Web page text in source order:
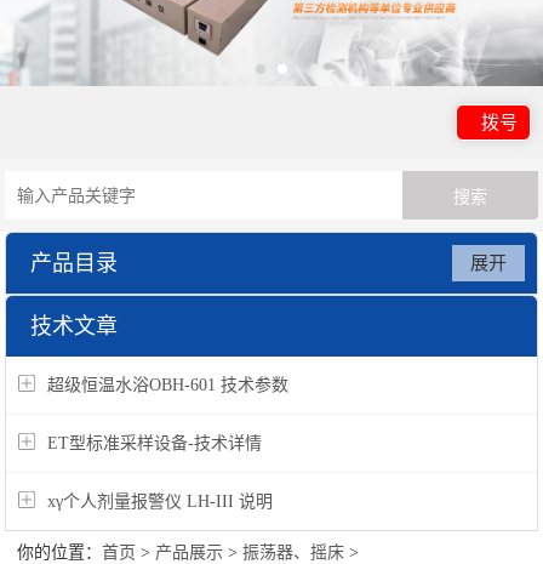
拨号
产品目录
振荡器、摇床
展开
技术文章
超级恒温水浴OBH-601 技术参数
ET型标准采样设备-技术详情
xγ个人剂量报警仪 LH-III 说明
你的位置：首页 > 产品展示 >振荡器、摇床 >